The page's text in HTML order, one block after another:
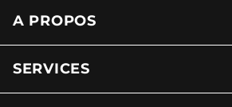
A PROPOS
SERVICES